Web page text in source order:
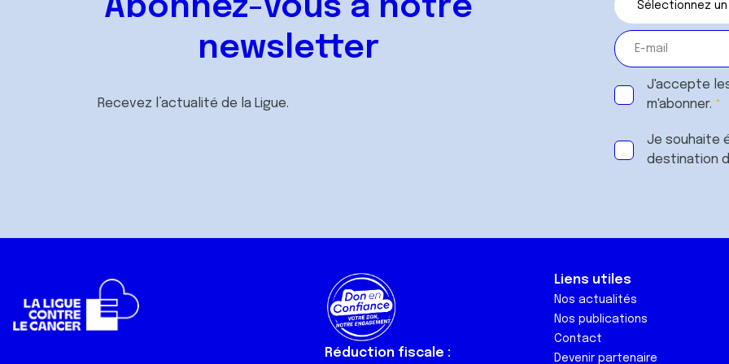
Abonnez-vous à notre
newsletter
Recevez l’actualité de la Ligue.
J'accepte
m'abonner.
Je souhaite
destination
Réduction fiscale :
Liens utiles
Nos actualités
Nos publications
Contact
Devenir partenaire